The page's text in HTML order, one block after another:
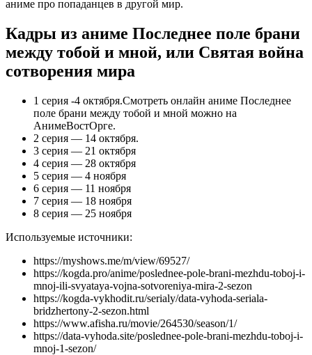
аниме про попаданцев в другой мир.
Кадры из аниме Последнее поле брани
между тобой и мной, или Святая война
сотворения мира
1 серия -4 октября.Смотреть онлайн аниме Последнее
поле брани между тобой и мной можно на
АнимеВостОрге.
2 серия — 14 октября.
3 серия — 21 октября
4 серия — 28 октября
5 серия — 4 ноября
6 серия — 11 ноября
7 серия — 18 ноября
8 серия — 25 ноября
Используемые источники:
https://myshows.me/m/view/69527/
https://kogda.pro/anime/poslednee-pole-brani-mezhdu-toboj-i-
mnoj-ili-svyataya-vojna-sotvoreniya-mira-2-sezon
https://kogda-vykhodit.ru/serialy/data-vyhoda-seriala-
bridzhertony-2-sezon.html
https://www.afisha.ru/movie/264530/season/1/
https://data-vyhoda.site/poslednee-pole-brani-mezhdu-toboj-i-
mnoj-1-sezon/